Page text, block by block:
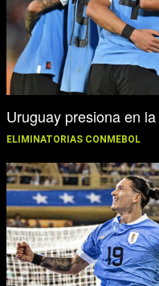
Uruguay presiona en
ELIMINATORIAS CONMEBOL